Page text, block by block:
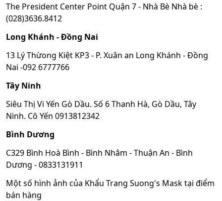
The President Center Point Quận 7 - Nhà Bè Nhà bè :
(028)3636.8412
Long Khánh - Đồng Nai
13 Lý Thừong Kiệt KP3 - P. Xuân an Long Khánh - Đồng
Nai -092 6777766
Tây Ninh
Siêu Thị Vi Yến Gò Dầu. Số 6 Thanh Hà, Gò Dầu, Tây
Ninh. Cô Yến 0913812342
Bình Dương
C329 Bình Hoà Bình - Bình Nhâm - Thuận An - Bình
Dương - 0833131911
Một số hình ảnh của Khẩu Trang Suong's Mask tại điểm
bán hàng